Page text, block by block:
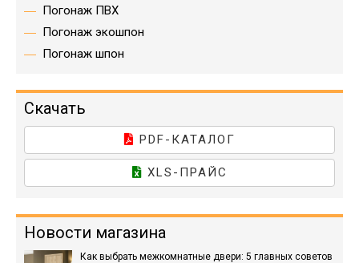
Погонаж ПВХ
Погонаж экошпон
Погонаж шпон
Скачать
PDF-КАТАЛОГ
XLS-ПРАЙС
Новости магазина
Как выбрать межкомнатные двери: 5 главных советов